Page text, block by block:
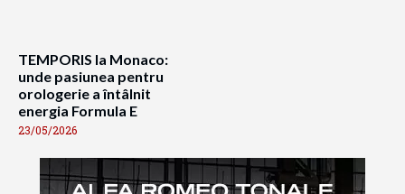
TEMPORIS la Monaco:
unde pasiunea pentru
orologerie a întâlnit
energia Formula E
23/05/2026